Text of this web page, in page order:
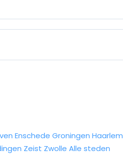
Enschede Groningen Haarlem
Zeist Zwolle Alle steden